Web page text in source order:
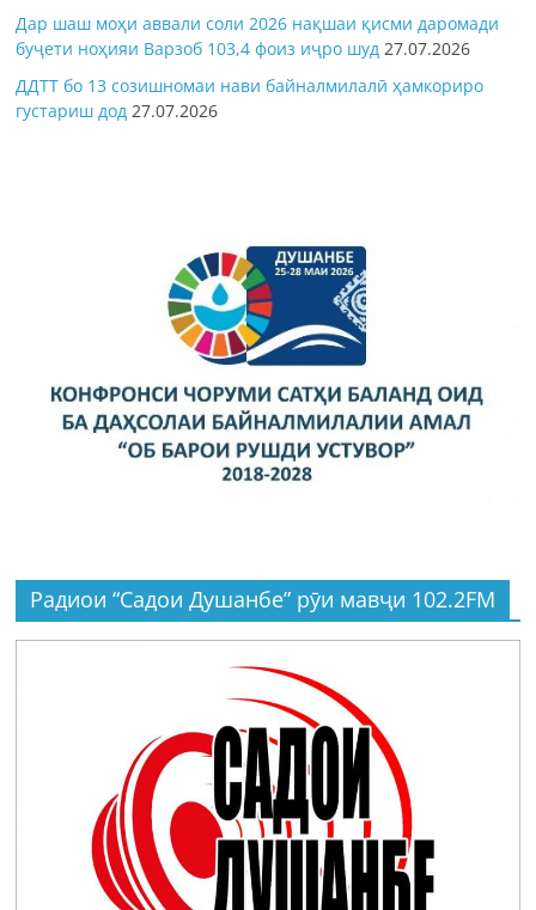
Дар шаш моҳи аввали соли 2026 нақшаи қисми даромади
буҷети ноҳияи Варзоб 103,4 фоиз иҷро шуд 27.07.2026
ДДТТ бо 13 созишномаи нави байналмилалӣ ҳамкориро
густариш дод 27.07.2026
Радиои “Садои Душанбе” рӯи мавҷи 102.2FM